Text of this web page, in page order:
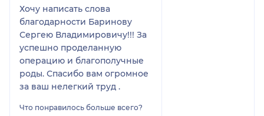
приходится работать
«здесь». Не знаю для
чего мне была эта
информация, но стоит
отметить что по данным
в интернете, которые
находятся в открытом
доступе образование
Хочу написать слова
благодарности Баринову
Сергею Владимировичу!!! За
успешно проделанную
операцию и благополучные
роды. Спасибо вам огромное
за ваш нелегкий труд .
Что понравилось больше всего?